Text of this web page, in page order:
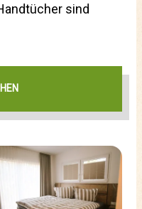
sind